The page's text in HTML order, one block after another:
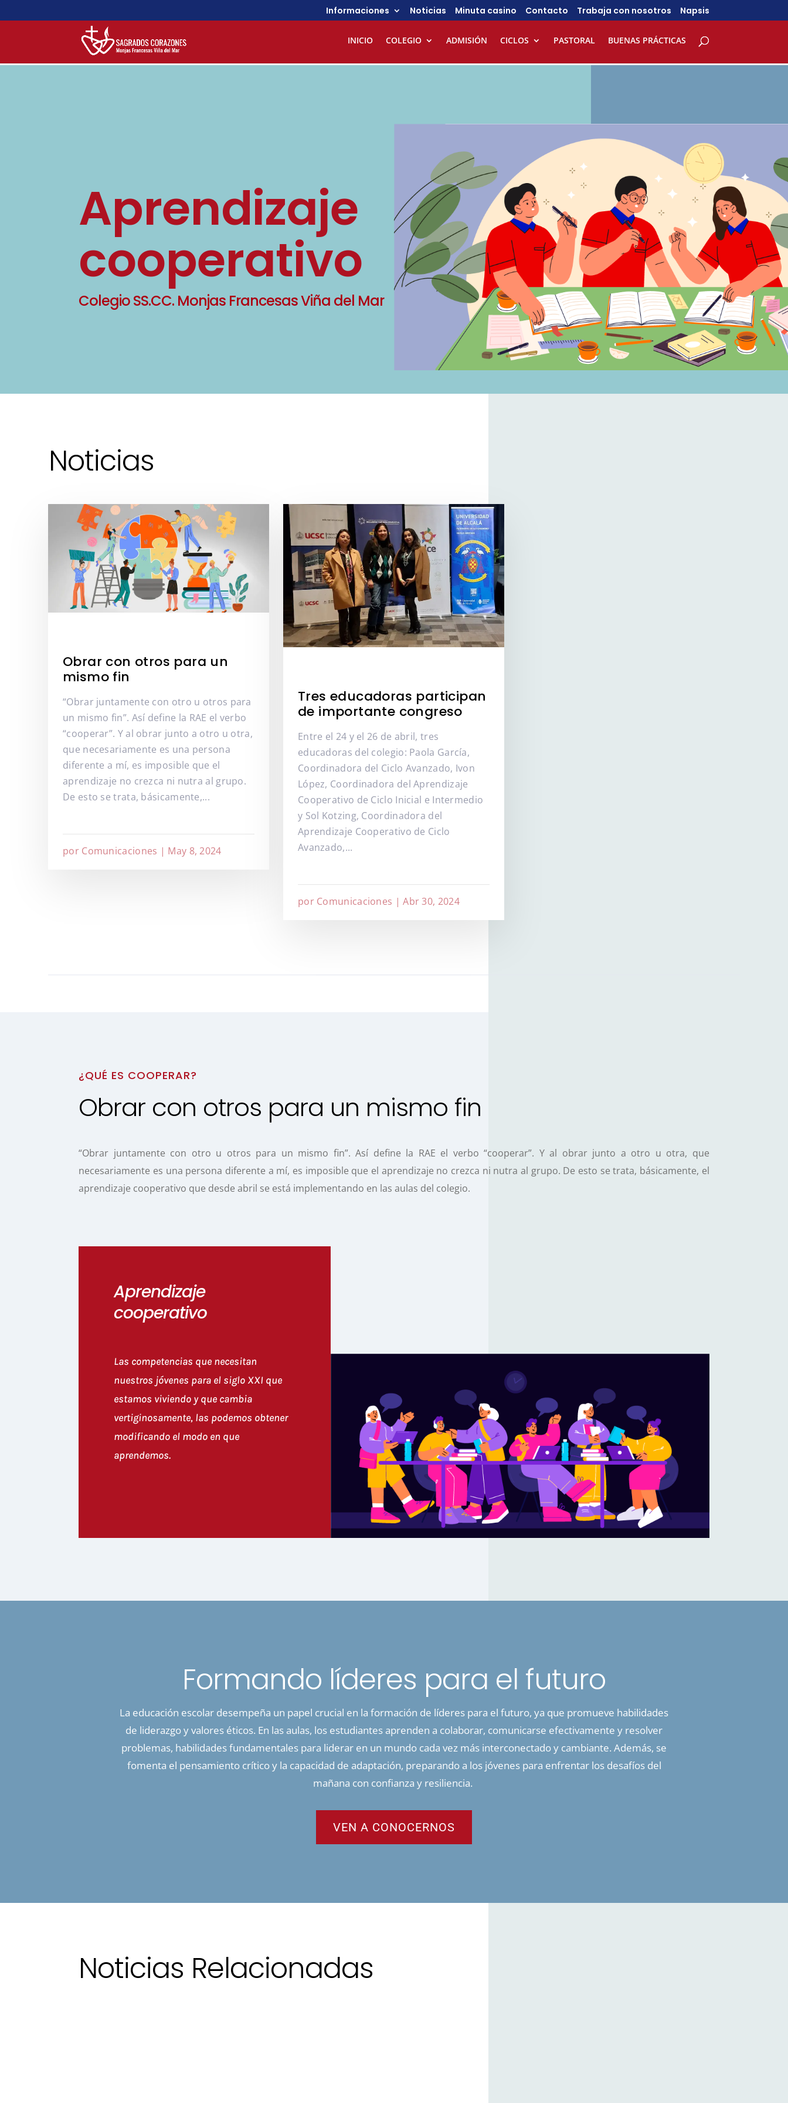
Informaciones Noticias Minuta casino Contacto Trabaja con nosotros Napsis
INICIO COLEGIO ADMISIÓN CICLOS PASTORAL BUENAS PRÁCTICAS
Aprendizaje
cooperativo
Colegio SS.CC. Monjas Francesas Viña del Mar
Noticias
Obrar con otros para un
mismo fin
por Comunicaciones | May 8, 2024
“Obrar juntamente con otro u otros para
un mismo fin”. Así define la RAE el verbo
“cooperar”. Y al obrar junto a otro u otra,
que necesariamente es una persona
diferente a mí, es imposible que el
aprendizaje no crezca ni nutra al grupo.
De esto se trata, básicamente,...
Tres educadoras participan
de importante congreso
por Comunicaciones |Abr 30, 2024
Entre el 24 y el 26 de abril, tres
educadoras del colegio: Paola García,
Coordinadora del Ciclo Avanzado, Ivon
López, Coordinadora del Aprendizaje
Cooperativo de Ciclo Inicial e Intermedio
y Sol Kotzing, Coordinadora del
Aprendizaje Cooperativo de Ciclo
Avanzado,...
¿QUÉ ES COOPERAR?
Obrar con otros para un mismo fin
“Obrar juntamente con otro u otros para un mismo fin”. Así define la RAE el verbo “cooperar”. Y al obrar junto a otro u otra, que
necesariamente es una persona diferente a mí, es imposible que el aprendizaje no crezca ni nutra al grupo. De esto se trata, básicamente, el
aprendizaje cooperativo que desde abril se está implementando en las aulas del colegio.
Aprendizaje
cooperativo
Las competencias que necesitan
nuestros jóvenes para el siglo XXI que
estamos viviendo y que cambia
vertiginosamente, las podemos obtener
modificando el modo en que
aprendemos.
Formando líderes para el futuro
La educación escolar desempeña un papel crucial en la formación de líderes para el futuro, ya que promueve habilidades
de liderazgo y valores éticos. En las aulas, los estudiantes aprenden a colaborar, comunicarse efectivamente y resolver
problemas, habilidades fundamentales para liderar en un mundo cada vez más interconectado y cambiante. Además, se
fomenta el pensamiento crítico y la capacidad de adaptación, preparando a los jóvenes para enfrentar los desafíos del
mañana con confianza y resiliencia.
VEN A CONOCERNOS
Noticias Relacionadas